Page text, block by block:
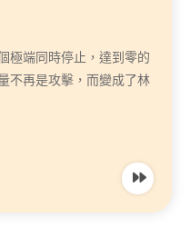
極端同時停止，達到零的
不再是攻擊，而變成了林